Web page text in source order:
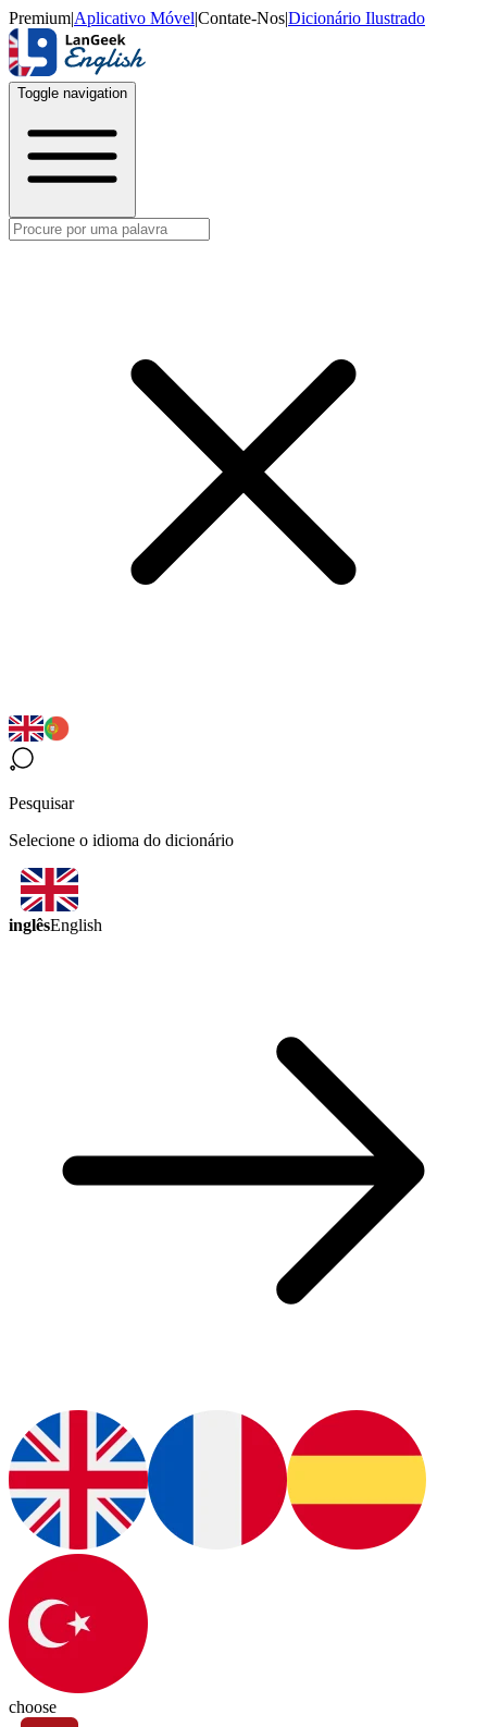
Premium|Aplicativo Móvel|Contate-Nos|Dicionário Ilustrado
Toggle navigation
Pesquisar
Selecione o idioma do dicionário
inglêsEnglish
choose